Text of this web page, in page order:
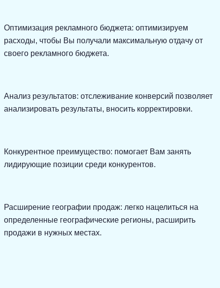
Оптимизация рекламного бюджета: оптимизируем
расходы, чтобы Вы получали максимальную отдачу от
своего рекламного бюджета.
Анализ результатов: отслеживание конверсий позволяет
анализировать результаты, вносить корректировки.
Конкурентное преимущество: помогает Вам занять
лидирующие позиции среди конкурентов.
Расширение географии продаж: легко нацелиться на
определенные географические регионы, расширить
продажи в нужных местах.